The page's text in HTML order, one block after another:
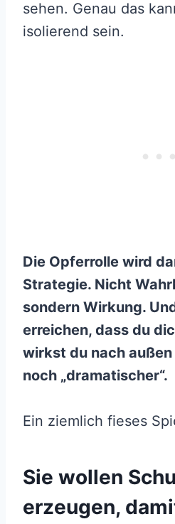
sehen. Genau das
isolierend sein.
Die Opferrolle wird
Strategie. Nicht
sondern Wirkung.
erreichen, dass du
wirkst du nach
noch „dramatischer“.
Ein ziemlich fieses
Sie wollen
erzeugen,